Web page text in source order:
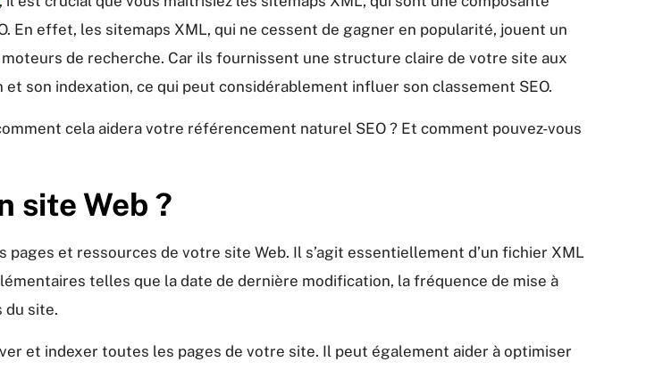
En effet, les sitemaps XML, qui ne cessent de gagner en popularité, jouent un
de recherche. Car ils fournissent une structure claire de votre site aux
son indexation, ce qui peut considérablement influer son classement SEO.
cela aidera votre référencement naturel SEO ? Et comment pouvez-vous
site Web ?
et ressources de votre site Web. Il s’agit essentiellement d’un fichier XML
telles que la date de dernière modification, la fréquence de mise à
du site.
et indexer toutes les pages de votre site. Il peut également aider à optimiser